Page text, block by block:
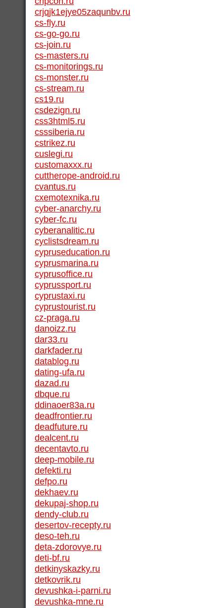
crjqjk1ejye05zaqunbv.ru
cs-fly.ru
cs-go-go.ru
cs-join.ru
cs-masters.ru
cs-monitorings.ru
cs-monster.ru
cs-stream.ru
cs19.ru
csdezign.ru
css3html5.ru
csssiberia.ru
cstrikez.ru
cuslegi.ru
customaxxx.ru
cuttherope-android.ru
cvantus.ru
cxemotexnika.ru
cyber-anarchy.ru
cyber-fc.ru
cyberanalitic.ru
cyclistsdream.ru
cypruseducation.ru
cyprusmarina.ru
cyprusoffice.ru
cyprussport.ru
cyprustaxi.ru
cyprustourist.ru
cz-praga.ru
danoizz.ru
dar33.ru
darkfader.ru
datablog.ru
dating-ufa.ru
dazad.ru
dbque.ru
ddinaoer83a.ru
deadfrontier.ru
deadfuture.ru
dealcent.ru
decentavto.ru
deep-mobile.ru
defekti.ru
defpo.ru
dekhaev.ru
dekupaj-shop.ru
dendy-club.ru
desertov-recepty.ru
deso-teh.ru
deta-zdorovye.ru
deti-bf.ru
detkinyskazky.ru
detkovrik.ru
devushka-i-parni.ru
devushka-mne.ru